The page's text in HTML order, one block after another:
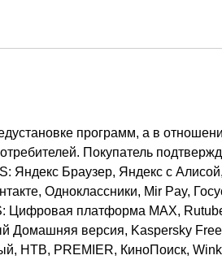
программ, а в
Покупатель
Яндекс Браузер, Яндекс с
Одноклассники, Mir Pay,
Цифровая платформа MAX,
Домашняя версия, Kaspersky
НТВ, PREMIER, КиноПоиск,